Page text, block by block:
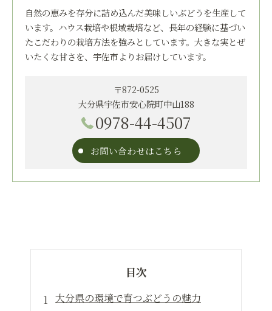
自然の恵みを存分に詰め込んだ美味しいぶどうを生産して
います。ハウス栽培や根域栽培など、長年の経験に基づい
たこだわりの栽培方法を強みとしています。大きな実とぜ
いたくな甘さを、宇佐市よりお届けしています。
〒872-0525
大分県宇佐市安心院町中山188
0978-44-4507
お問い合わせはこちら
目次
大分県の環境で育つぶどうの魅力